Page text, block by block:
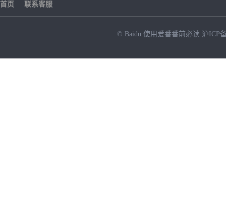
首页 联系客服
© Baidu 使用爱番番前必读 沪ICP